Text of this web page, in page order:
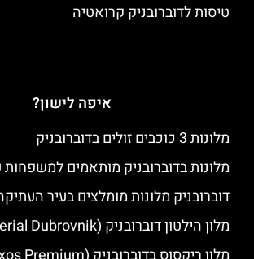
טיסות לדוברובניק קרואטיה
איפה לישון?
מלונות 3 כוכבים זולים בדוברובניק
מלונות בדוברובניק מותאמים למשפחות
דוברובניק מלונות מומלצים בעיר
מלון הילטון דוברובניק (Hilton Imperial Dubrovnik)